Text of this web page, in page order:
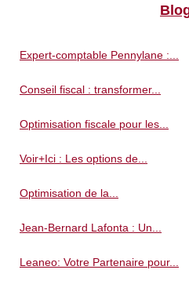
Expert-comptable Pennylane :...
Conseil fiscal : transformer...
Optimisation fiscale pour les...
Voir+Ici : Les options de...
Optimisation de la...
Jean-Bernard Lafonta : Un...
Leaneo: Votre Partenaire pour...